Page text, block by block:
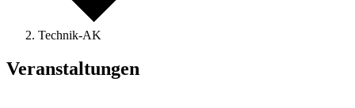
Technik-AK
Veranstaltungen